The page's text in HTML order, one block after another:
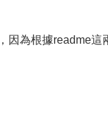
因為根據readme這